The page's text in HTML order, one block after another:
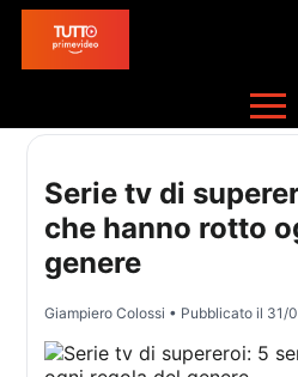
Serie tv di
che hanno rotto
genere
Giampiero Colossi • Pubblicato il 31/